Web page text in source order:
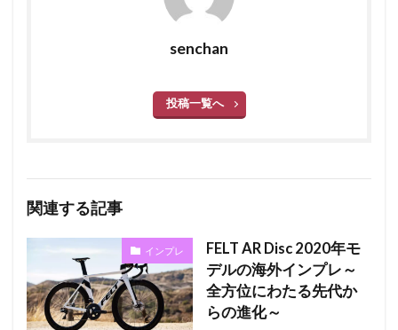
senchan
投稿一覧へ
関連する記事
インプレ
FELT AR Disc 2020年モ
デルの海外インプレ～
全方位にわたる先代か
らの進化～